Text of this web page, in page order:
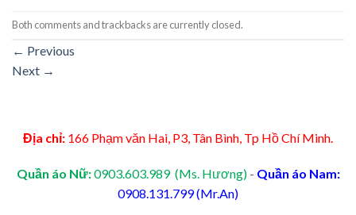
Both comments and trackbacks are currently closed.
← Previous
Next →
Địa chỉ: 166 Phạm văn Hai, P3, Tân Bình, Tp Hồ Chí Minh.
Quần áo Nữ:0903.603.989 (Ms. Hương) - Quần áo Nam:
0908.131.799 (Mr.An)